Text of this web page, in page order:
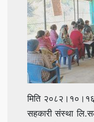
मिति
सहकारी संस्था